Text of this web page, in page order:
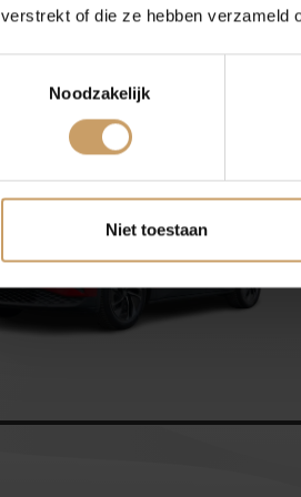
verstrekt of die ze hebben verzameld
Noodzakelijk
Niet toestaan